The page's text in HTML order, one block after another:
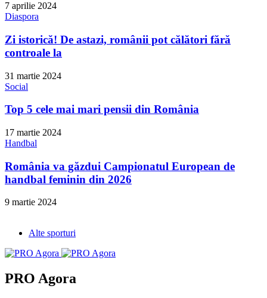
7 aprilie 2024
Diaspora
Zi istorică! De astazi, românii pot călători fără
controale la
31 martie 2024
Social
Top 5 cele mai mari pensii din România
17 martie 2024
Handbal
România va găzdui Campionatul European de
handbal feminin din 2026
9 martie 2024
Alte sporturi
PRO Agora